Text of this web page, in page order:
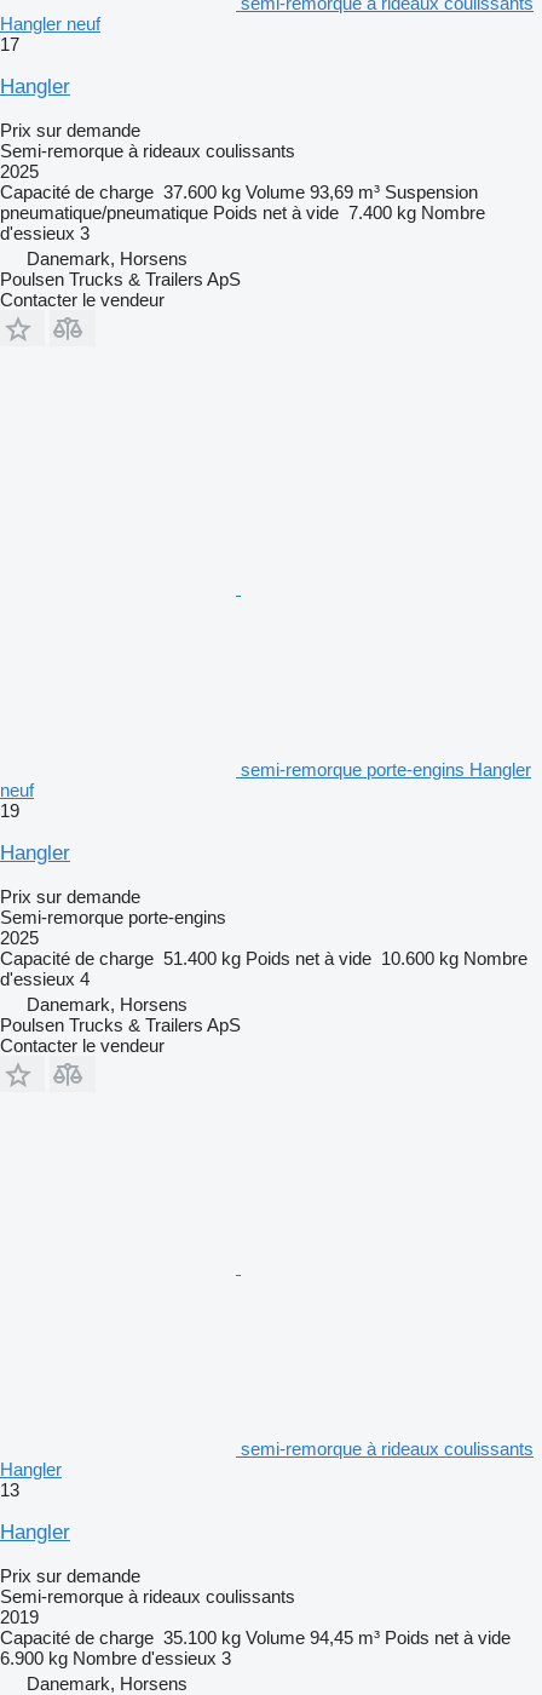
Hangler neuf
17
Hangler
Prix sur demande
Semi-remorque à rideaux coulissants
2025
Capacité de charge 37.600 kg Volume 93,69 m³ Suspension
pneumatique/pneumatique Poids net à vide 7.400 kg Nombre
d'essieux 3
Danemark, Horsens
Poulsen Trucks & Trailers ApS
Contacter le vendeur
semi-remorque porte-engins Hangler
neuf
19
Hangler
Prix sur demande
Semi-remorque porte-engins
2025
Capacité de charge 51.400 kg Poids net à vide 10.600 kg Nombre
d'essieux 4
Danemark, Horsens
Poulsen Trucks & Trailers ApS
Contacter le vendeur
semi-remorque à rideaux coulissants
Hangler
13
Hangler
Prix sur demande
Semi-remorque à rideaux coulissants
2019
Capacité de charge 35.100 kg Volume 94,45 m³ Poids net à vide
6.900 kg Nombre d'essieux 3
Danemark, Horsens